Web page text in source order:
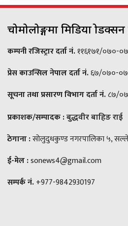
चोमोलोङ्गमा मिडिया
कम्पनी रजिस्ट्रार दर्ता नं.११६१७१/०७०-
प्रेस काउन्सिल नेपाल दर्ता नं.६७/०७०-
सूचना तथा प्रसारण विभाग दर्ता नं.८७/
प्रकाशक/सम्पादक :बुद्धवीर बाहिङ राई
ठेगाना :सोलुदुधकुण्ड नगरपालिका ५,
ई-मेल :sonews4@gmail.com
सम्पर्क नं.+977-9842930197